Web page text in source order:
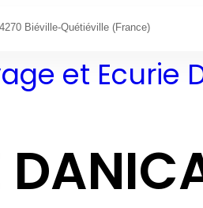
Biéville-Quétiéville (France)
et Ecurie